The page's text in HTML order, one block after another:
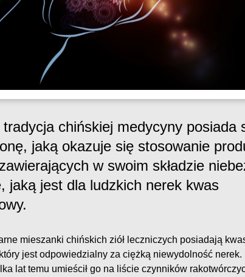
tradycja chińskiej medycyny posiada
jaką okazuje się stosowanie
w swoim składzie
jaką jest dla ludzkich nerek kwas
mieszanki chińskich ziół leczniczych posiadają
jest odpowiedzialny za ciężką niewydolność nerek.
lat temu umieścił go na liście czynników